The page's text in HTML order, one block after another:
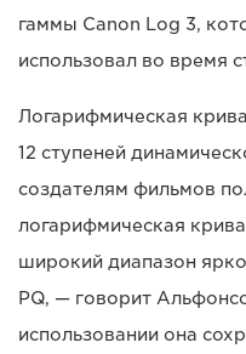
гаммы Canon Log 3,
использовал во время
Логарифмическая
12 ступеней
создателям фильмов
логарифмическая
широкий диапазон
PQ, — говорит
использовании она